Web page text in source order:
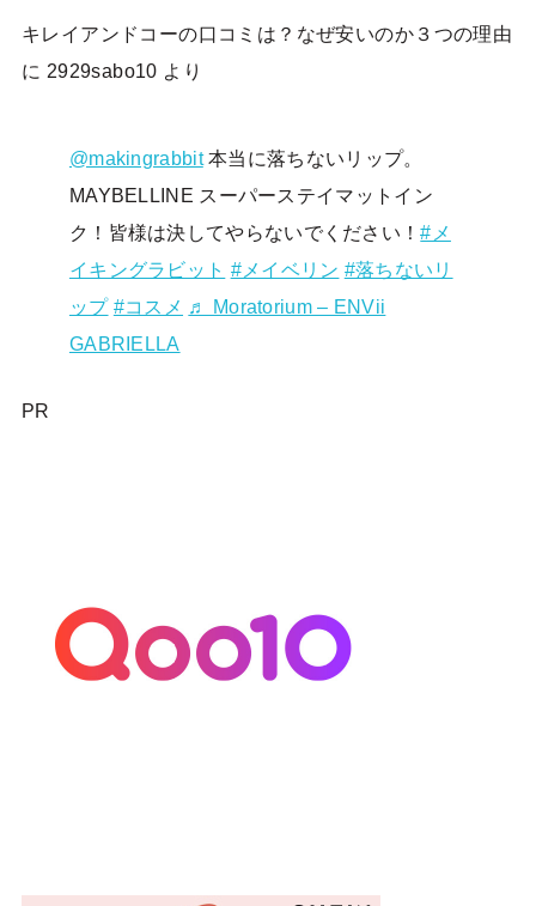
キレイアンドコーの口コミは？なぜ安いのか３つの理由
に 2929sabo10 より
@makingrabbit本当に落ちないリップ。
MAYBELLINE スーパーステイマットイン
ク！皆様は決してやらないでください！#メ
イキングラビット #メイベリン #落ちないリ
ップ #コスメ ♬ Moratorium – ENVii
GABRIELLA
PR